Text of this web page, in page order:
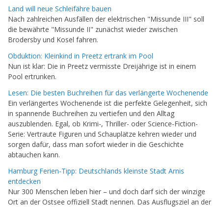
Land will neue Schleifähre bauen
Nach zahlreichen Ausfällen der elektrischen "Missunde III" soll
die bewährte "Missunde II" zunächst wieder zwischen
Brodersby und Kosel fahren.
Obduktion: Kleinkind in Preetz ertrank im Pool
Nun ist klar: Die in Preetz vermisste Dreijährige ist in einem
Pool ertrunken.
Lesen: Die besten Buchreihen für das verlängerte Wochenende
Ein verlängertes Wochenende ist die perfekte Gelegenheit, sich
in spannende Buchreihen zu vertiefen und den Alltag
auszublenden. Egal, ob Krimi-, Thriller- oder Science-Fiction-
Serie: Vertraute Figuren und Schauplätze kehren wieder und
sorgen dafür, dass man sofort wieder in die Geschichte
abtauchen kann.
Hamburg Ferien-Tipp: Deutschlands kleinste Stadt Arnis
entdecken
Nur 300 Menschen leben hier – und doch darf sich der winzige
Ort an der Ostsee offiziell Stadt nennen. Das Ausflugsziel an der